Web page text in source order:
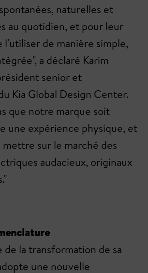
naturelles et
au quotidien, et pour leur
de manière simple,
a déclaré Karim
senior et
Kia Global Design Center.
que notre marque soit
une expérience physique, et
mettre sur le marché des
audacieux, originaux
de la transformation de sa
une nouvelle